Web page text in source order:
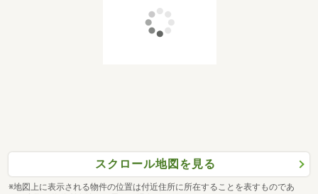
スクロール地図を見る
※地図上に表示される物件の位置は付近住所に所在することを表すものであ